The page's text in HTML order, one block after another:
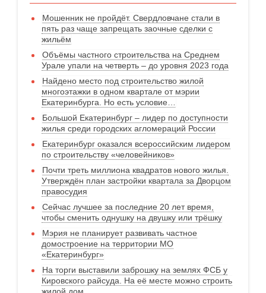
Мошенник не пройдёт. Свердловчане стали в
пять раз чаще запрещать заочные сделки с
жильём
Объёмы частного строительства на Среднем
Урале упали на четверть – до уровня 2023 года
Найдено место под строительство жилой
многоэтажки в одном квартале от мэрии
Екатеринбурга. Но есть условие…
Большой Екатеринбург – лидер по доступности
жилья среди городских агломераций России
Екатеринбург оказался всероссийским лидером
по строительству «человейников»
Почти треть миллиона квадратов нового жилья.
Утверждён план застройки квартала за Дворцом
правосудия
Сейчас лучшее за последние 20 лет время,
чтобы сменить однушку на двушку или трёшку
Мэрия не планирует развивать частное
домостроение на территории МО
«Екатеринбург»
На торги выставили заброшку на землях ФСБ у
Кировского райсуда. На её месте можно строить